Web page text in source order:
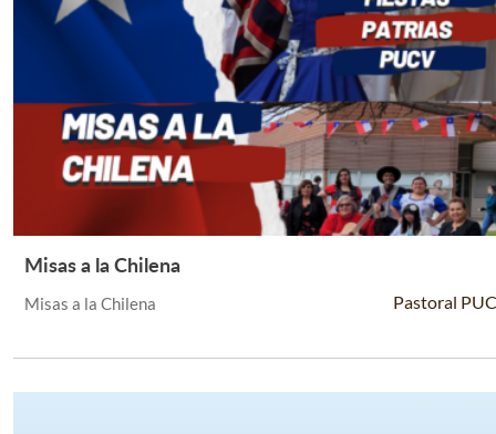
Misas a la Chilena
Misas a la Chilena Pastoral